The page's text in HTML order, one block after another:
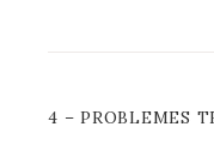
4 – PROBLEMES